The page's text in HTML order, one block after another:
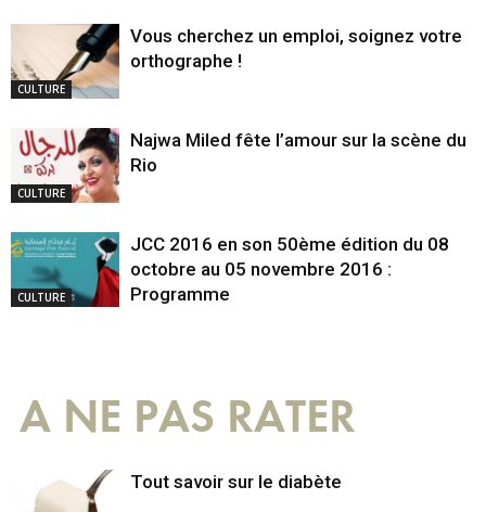
CULTURE
Vous cherchez un emploi, soignez votre
orthographe !
CULTURE
Najwa Miled fête l’amour sur la scène du
Rio
CULTURE
JCC 2016 en son 50ème édition du 08
octobre au 05 novembre 2016 :
Programme
A NE PAS RATER
Tout savoir sur le diabète